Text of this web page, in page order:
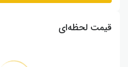
قیمت لحظه‌ای